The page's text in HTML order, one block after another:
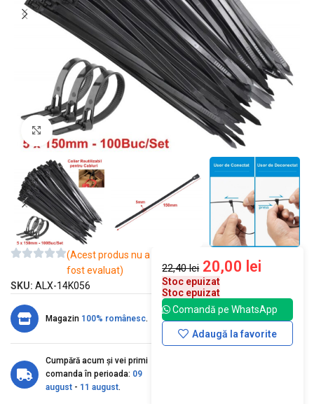
Mărește imaginea
(Acest produs nu a
fost evaluat)
SKU: ALX-14K056
Magazin 100% românesc.
Cumpără acum și vei primi
comanda în perioada: 09
august - 11 august.
22,40lei 20,00 lei
Stoc epuizat
Stoc epuizat
Comandă pe WhatsApp
Adaugă la favorite